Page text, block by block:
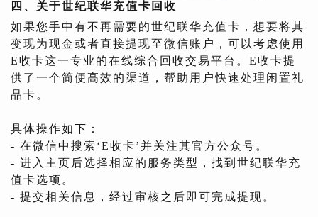
四、关于世纪联华充值卡回收
如果您手中有不再需要的世纪联华充值卡，想要将其
变现为现金或者直接提现至微信账户，可以考虑使用
E收卡这一专业的在线综合回收交易平台。E收卡提
供了一个简便高效的渠道，帮助用户快速处理闲置礼
品卡。
具体操作如下：
- 在微信中搜索‘E收卡’并关注其官方公众号。
- 进入主页后选择相应的服务类型，找到世纪联华充
值卡选项。
- 提交相关信息，经过审核之后即可完成提现。